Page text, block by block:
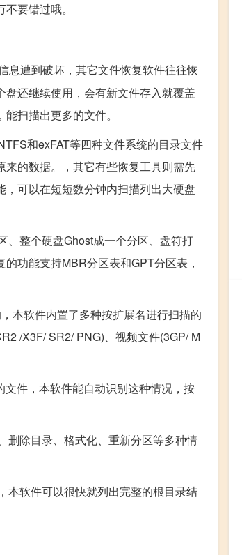
要错过哦。
息遭到破坏，其它文件恢复软件往往恢
还继续使用，会有新文件存入就覆盖
扫描出更多的文件。
和exFAT等四种文件系统的目录文件
的数据。，其它有些恢复工具则需先
可以在短短数分钟内扫描列出大硬盘
整个硬盘Ghost成一个分区、盘符打
功能支持MBR分区表和GPT分区表，
本软件内置了多种按扩展名进行扫描的
/X3F/ SR2/ PNG)、视频文件(3GP/ M
件，本软件能自动识别这种情况，按
除目录、格式化、重新分区等多种情
软件可以很快就列出完整的根目录结